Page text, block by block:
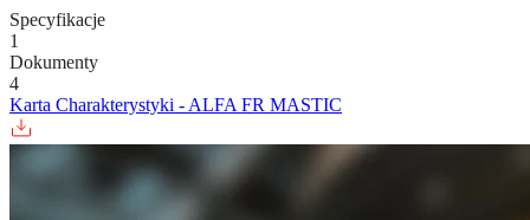
Specyfikacje
1
Dokumenty
4
Karta Charakterystyki - ALFA FR MASTIC